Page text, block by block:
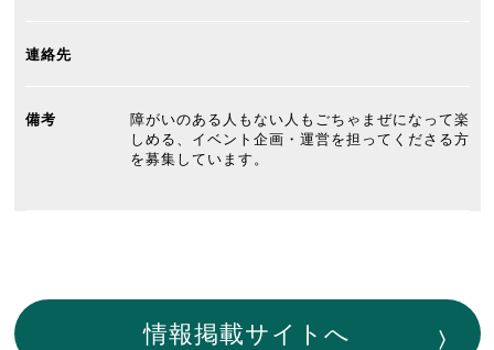
連絡先
備考
障がいのある人もない人もごちゃまぜになって楽
しめる、イベント企画・運営を担ってくださる方
を募集しています。
情報掲載サイトへ